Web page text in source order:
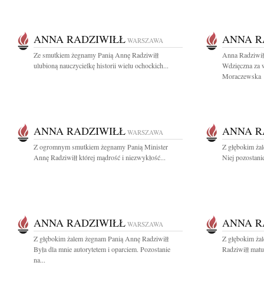
ANNA RADZIWIŁŁ WARSZAWA
Ze smutkiem żegnamy Panią Annę Radziwiłł
ulubioną nauczycielkę historii wielu ochockich...
ANNA
Anna
Wdzięczna za
Moraczewska
ANNA RADZIWIŁŁ WARSZAWA
Z ogromnym smutkiem żegnamy Panią Minister
Annę Radziwiłł której mądrość i niezwykłość...
ANNA
Z głębokim
Niej
ANNA RADZIWIŁŁ WARSZAWA
Z głębokim żalem żegnam Panią Annę Radziwiłł
Była dla mnie autorytetem i oparciem. Pozostanie
na...
ANNA
Z głębokim
Radziwiłł